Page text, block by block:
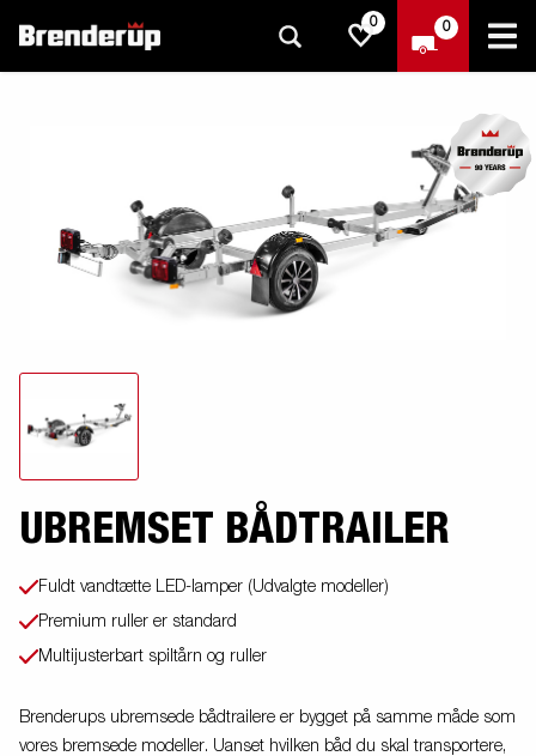
0 0
UBREMSET BÅDTRAILER
Fuldt vandtætte LED-lamper (Udvalgte modeller)
Premium ruller er standard
Multijusterbart spiltårn og ruller
Brenderups ubremsede bådtrailere er bygget på samme måde som
vores bremsede modeller. Uanset hvilken båd du skal transportere,